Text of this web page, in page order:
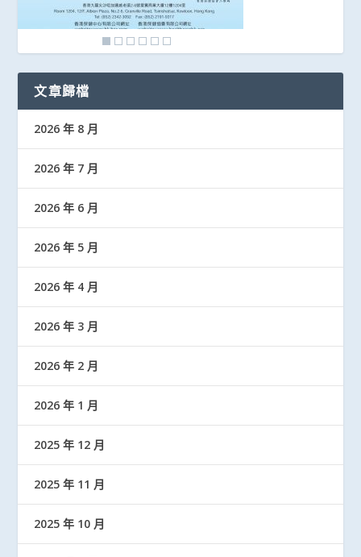
文章歸檔
2026 年 8 月
2026 年 7 月
2026 年 6 月
2026 年 5 月
2026 年 4 月
2026 年 3 月
2026 年 2 月
2026 年 1 月
2025 年 12 月
2025 年 11 月
2025 年 10 月